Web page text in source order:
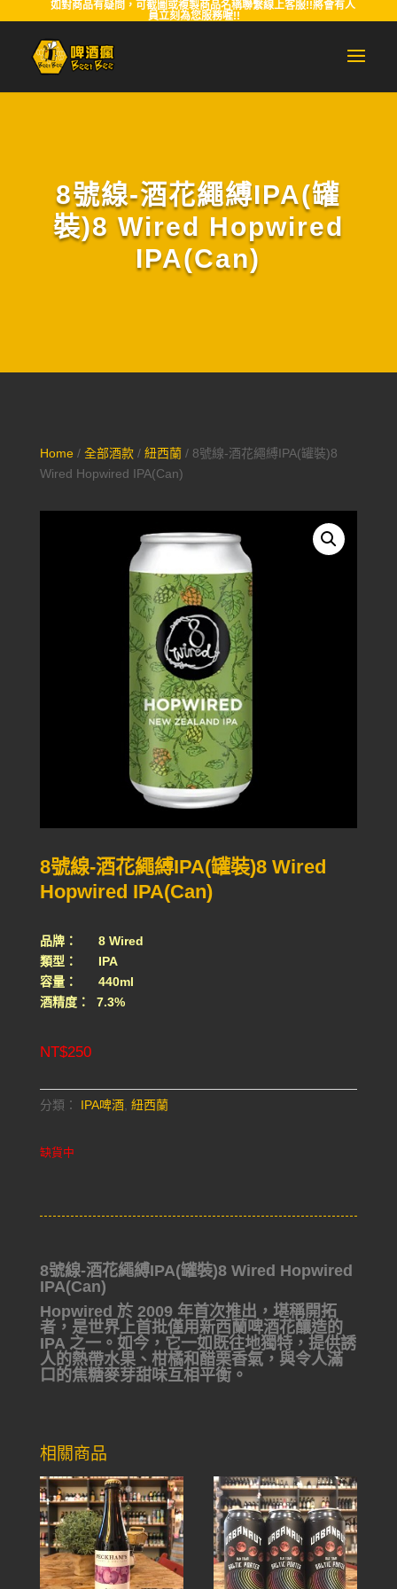
如對商品有疑問，可截圖或複製商品名稱聯繫線上客服!!將會有人
員立刻為您服務喔!!
8號線-酒花繩縛IPA(罐
裝)8 Wired Hopwired
IPA(Can)
Home/ 全部酒款/ 紐西蘭/ 8號線-酒花繩縛IPA(罐裝)8
Wired Hopwired IPA(Can)
8號線-酒花繩縛IPA(罐裝)8 Wired
Hopwired IPA(Can)
品牌： 8 Wired
類型： IPA
容量： 440ml
酒精度： 7.3%
NT$250
分類： IPA啤酒, 紐西蘭
缺貨中
8號線-酒花繩縛IPA(罐裝)8 Wired Hopwired
IPA(Can)
Hopwired 於 2009 年首次推出，堪稱開拓
者，是世界上首批僅用新西蘭啤酒花釀造的
IPA 之一。如今，它一如既往地獨特，提供誘
人的熱帶水果、柑橘和醋栗香氣，與令人滿
口的焦糖麥芽甜味互相平衡。
相關商品